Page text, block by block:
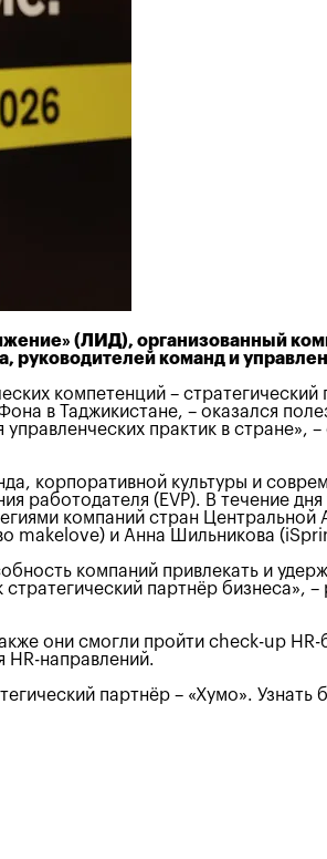
(ЛИД), организованный
руководителей команд и
компетенций –
в Таджикистане, – оказался
практик в стране», –
корпоративной культуры и
работодателя (EVP). В течение
компаний стран Центральной
makelove) и Анна Шильникова
компаний привлекать и
партнёр бизнеса», –
они смогли пройти check-up
HR-направлений.
партнёр – «Хумо».